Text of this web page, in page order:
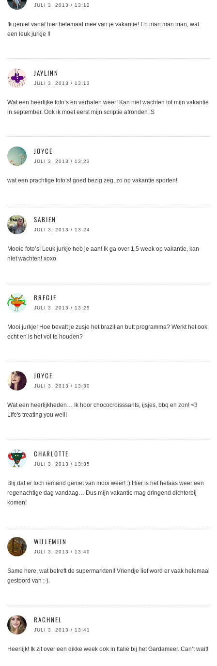
JULI 3, 2013 / 13:12
Ik geniet vanaf hier helemaal mee van je vakantie! En man man man, wat
een leuk jurkje !!
JAYLINN
JULI 3, 2013 / 13:13
Wat een heerlijke foto’s en verhalen weer! Kan niet wachten tot mijn vakantie
in september. Ook ik moet eerst mijn scriptie afronden :S
JOYCE
JULI 3, 2013 / 13:23
wat een prachtige foto’s! goed bezig zeg, zo op vakantie sporten!
SABIEN
JULI 3, 2013 / 13:24
Mooie foto’s! Leuk jurkje heb je aan! Ik ga over 1,5 week op vakantie, kan
niet wachten! xoxo
BREGJE
JULI 3, 2013 / 13:25
Mooi jurkje! Hoe bevalt je zusje het brazilian butt programma? Werkt het ook
echt en is het vol te houden?
JOYCE
JULI 3, 2013 / 13:30
Wat een heerlijkheden… Ik hoor chococroisssants, ijsjes, bbq en zon! <3
Life's treating you well!
CHARLOTTE
JULI 3, 2013 / 13:35
Blij dat er toch iemand geniet van mooi weer! :) Hier is het helaas weer een
regenachtige dag vandaag… Dus mijn vakantie mag dringend dichterbij
komen!
WILLEMIJN
JULI 3, 2013 / 13:40
Same here, wat betreft de supermarkten!! Vriendje lief word er vaak helemaal
gestoord van ;-).
RACHNEL
JULI 3, 2013 / 13:41
Heerlijk! Ik zit over een dikke week ook in Italië bij het Gardameer. Can’t wait!